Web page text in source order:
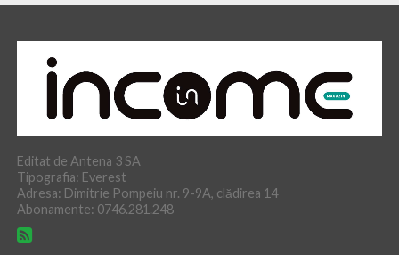
Editat de Antena 3 SA
Tipografia: Everest
Adresa: Dimitrie Pompeiu nr. 9-9A, clădirea 14
Abonamente: 0746.281.248